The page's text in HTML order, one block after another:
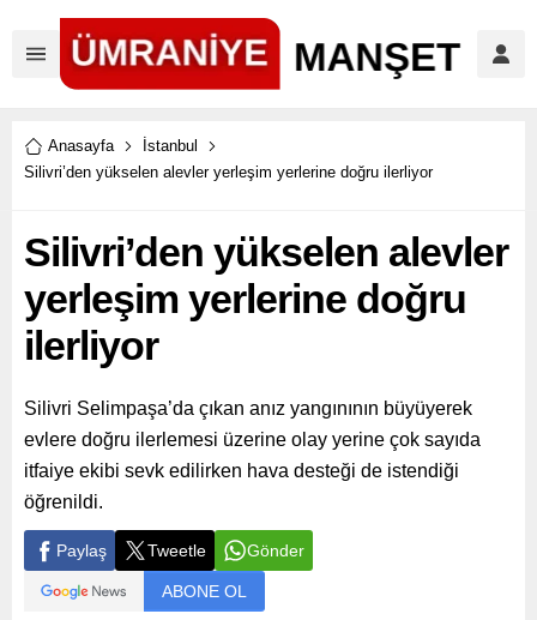
Anasayfa
İstanbul
Silivri’den yükselen alevler yerleşim yerlerine doğru ilerliyor
Silivri’den yükselen alevler
yerleşim yerlerine doğru
ilerliyor
Silivri Selimpaşa’da çıkan anız yangınının büyüyerek
evlere doğru ilerlemesi üzerine olay yerine çok sayıda
itfaiye ekibi sevk edilirken hava desteği de istendiği
öğrenildi.
Paylaş Tweetle Gönder
ABONE OL